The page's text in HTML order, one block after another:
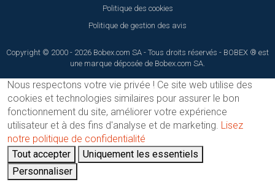
Politique des cookies
Politique de gestion des avis
Copyright © 2000 - 2026 Bobex.com SA - Tous droits réservés - BOBEX ® est
une marque déposée de Bobex.com SA.
Nous respectons votre vie privée ! Ce site web utilise des
cookies et technologies similaires pour assurer le bon
fonctionnement du site, améliorer votre expérience
utilisateur et à des fins d'analyse et de marketing. Lisez
notre politique de confidentialité
Tout accepter
Uniquement les essentiels
Personnaliser